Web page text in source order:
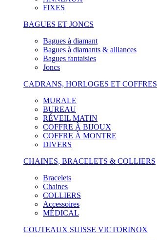
FIXES
BAGUES ET JONCS
Bagues à diamant
Bagues à diamants & alliances
Bagues fantaisies
Joncs
CADRANS, HORLOGES ET COFFRES
MURALE
BUREAU
RÉVEIL MATIN
COFFRE À BIJOUX
COFFRE À MONTRE
DIVERS
CHAINES, BRACELETS & COLLIERS
Bracelets
Chaines
COLLIERS
Accessoires
MÉDICAL
COUTEAUX SUISSE VICTORINOX